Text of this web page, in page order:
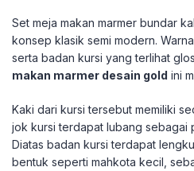
Set meja makan marmer bundar
konsep klasik semi modern.
serta badan kursi yang terlihat
makan marmer desain gold ini
Kaki dari kursi tersebut memiliki
jok kursi terdapat lubang sebagai
Diatas badan kursi terdapat
bentuk seperti mahkota kecil,